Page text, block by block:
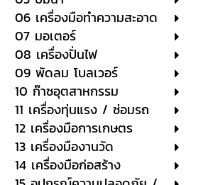
06 เครื่องมือทำความสะอาด
07 มอเตอร์
08 เครื่องปั่นไฟ
09 พัดลม โบลเวอร์
10 ก๊าซอุตสาหกรรม
11 เครื่องทุ่นแรง / ซ่อมรถ
12 เครื่องมือการเกษตร
13 เครื่องมืองานวัด
14 เครื่องมือก่อสร้าง